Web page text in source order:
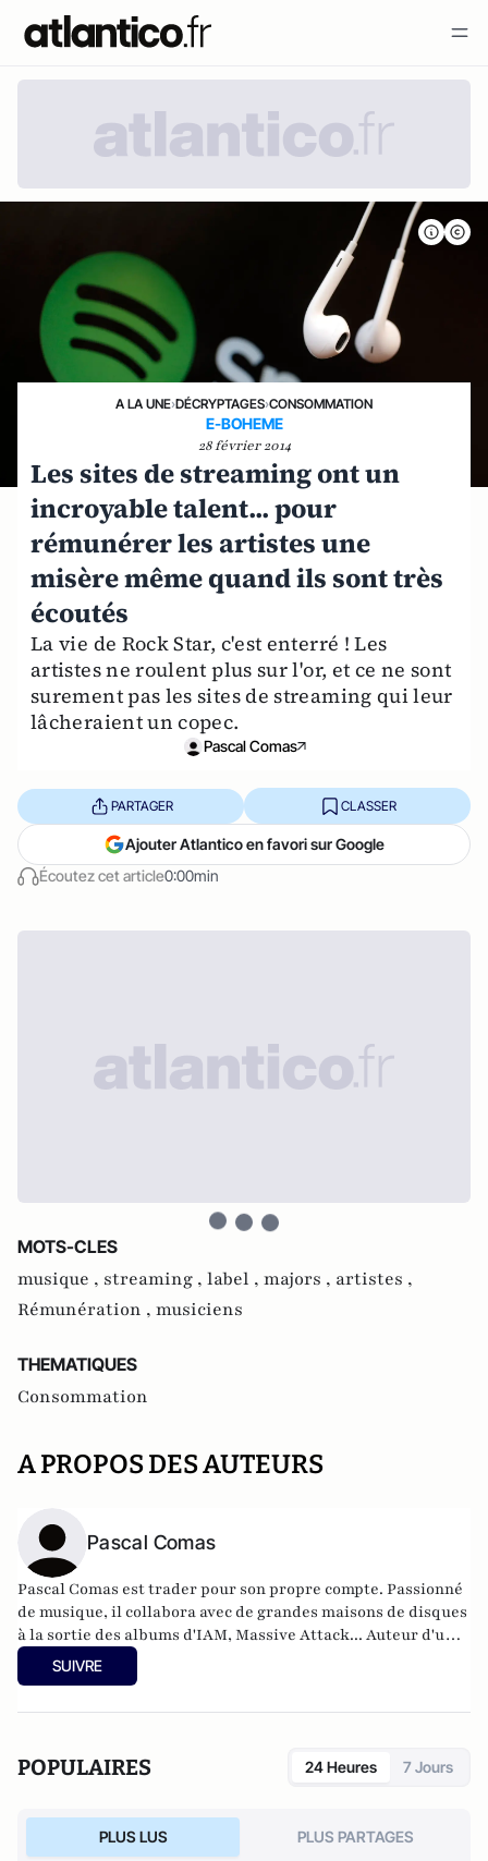
A LA UNE›DÉCRYPTAGES›CONSOMMATION
E-BOHEME
28 février 2014
Les sites de streaming ont un
incroyable talent... pour
rémunérer les artistes une
misère même quand ils sont très
écoutés
La vie de Rock Star, c'est enterré ! Les
artistes ne roulent plus sur l'or, et ce ne sont
surement pas les sites de streaming qui leur
lâcheraient un copec.
Pascal Comas
Écoutez cet article0:00min
PARTAGER CLASSER
Ajouter Atlantico en favori sur Google
MOTS-CLES
musique , streaming , label , majors , artistes ,
Rémunération , musiciens
THEMATIQUES
Consommation
A PROPOS DES AUTEURS
Pascal Comas
Pascal Comas est trader pour son propre compte. Passionné
de musique, il collabora avec de grandes maisons de disques
à la sortie des albums d'IAM, Massive Attack... Auteur d'un
pamphlet intitulé
également co-directeur d'une grosse start-up suédoise.
SUIVRE
POPULAIRES 24 Heures 7 Jours
PLUS LUS PLUS PARTAGES